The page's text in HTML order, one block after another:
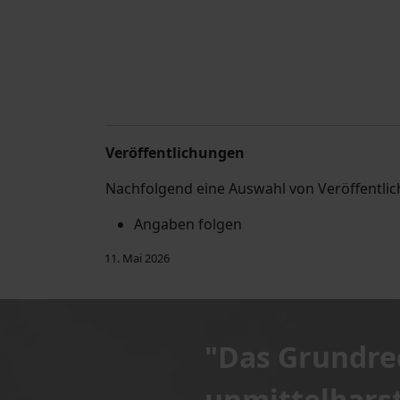
Veröffentlichungen
Nachfolgend eine Auswahl von
Angaben folgen
11. Mai 2026
"Das